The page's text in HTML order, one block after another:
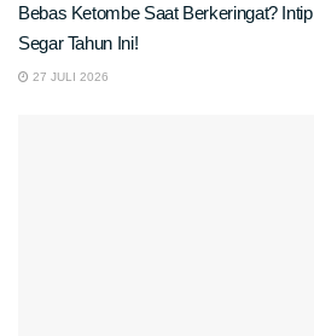
Bebas Ketombe Saat Berkeringat?
Segar Tahun Ini!
27 JULI 2026